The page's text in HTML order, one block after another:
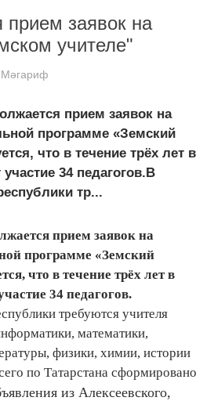
прием заявок на
учителе"
Мәгариф
прием заявок на
программе «Земский
что в течение трёх лет в
34 педагогов.В
тр...
прием заявок на
программе «Земский
что в течение трёх лет в
34 педагогов.
требуются учителя
математики,
физики, химии, истории
по Татарстана сформировано
из Алексеевского,